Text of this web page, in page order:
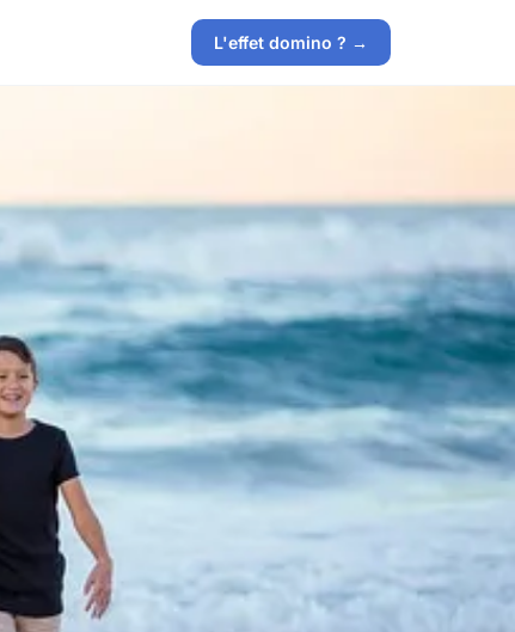
L'effet domino ? →